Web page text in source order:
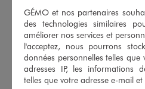
AJOUTERAU PANIER
4.7/5
GÉMO et nos partenaires
des technologies similaires
améliorer nos services et
l'acceptez, nous pourrons
données personnelles telles que
adresses IP, les informations
telles que votre adresse e-mail